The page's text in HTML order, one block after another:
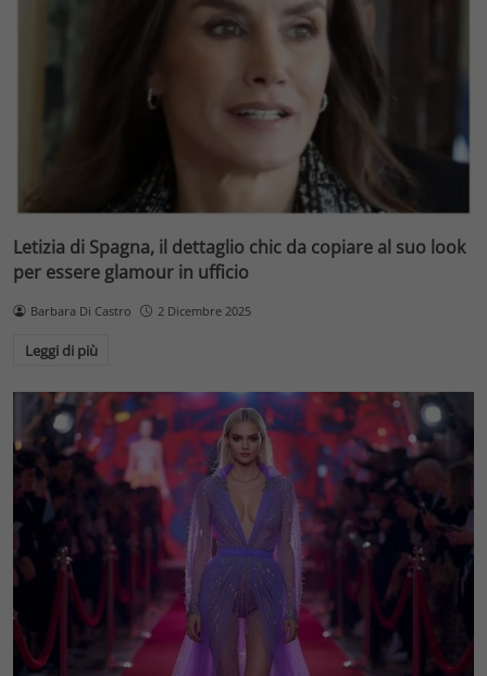
Letizia di Spagna, il dettaglio chic da copiare al suo look
per essere glamour in ufficio
Barbara Di Castro 2 Dicembre 2025
Leggi di più